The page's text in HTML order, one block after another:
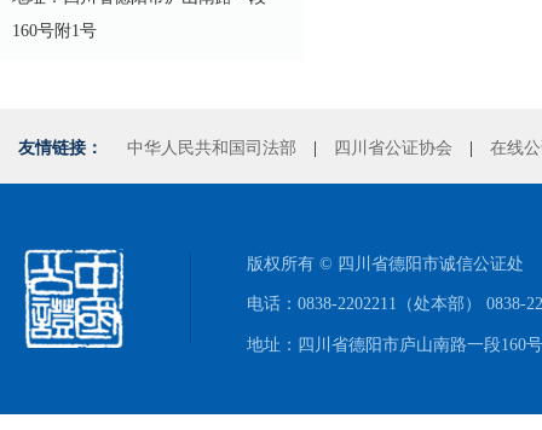
160号附1号
友情链接： 中华人民共和国司法部 四川省公证协会 在线
版权所有 © 四川省德阳市诚信公证处
电话：0838-2202211（处本部） 0838-
地址：四川省德阳市庐山南路一段160